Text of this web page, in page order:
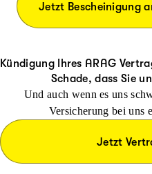
Jetzt Bescheinigung
Kündigung Ihres ARAG
Schade, dass Sie
Und auch wenn es uns
Versicherung bei uns
Jetzt